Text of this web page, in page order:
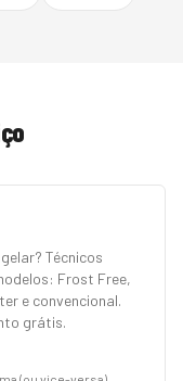
Técnicos
Frost Free,
e convencional.
grátis.